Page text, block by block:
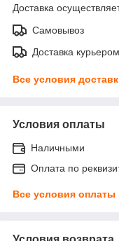
Доставка
Самовывоз
Доставка курьером
Все условия
Условия оплаты
Наличными
Оплата по
Все условия оплаты